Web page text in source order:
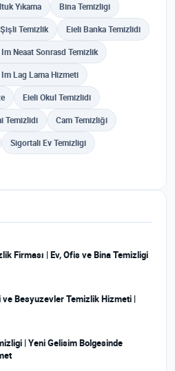
Yıkama Bina Temizligi
Şişli Temizlik Eieli Banka Temizlidi
Neaat Sonrasd Temizlik
Lag Lama Hizmeti
Eieli Okul Temizlidi
Temizlidi Cam Temizliği
Sigortali Ev Temizligi
Firması | Ev, Ofis ve Bina Temizligi
Besyuzevler Temizlik Hizmeti |
| Yeni Gelisim Bolgesinde